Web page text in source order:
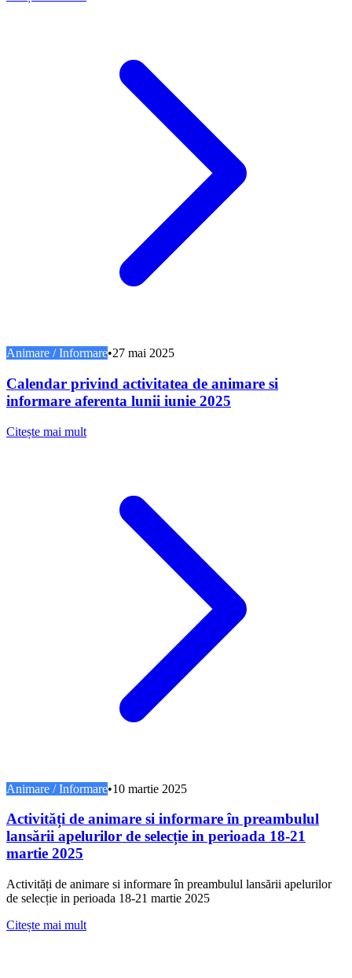
Animare / Informare•27 mai 2025
Calendar privind activitatea de animare si
informare aferenta lunii iunie 2025
Citește mai mult
Animare / Informare•10 martie 2025
Activități de animare si informare în preambulul
lansării apelurilor de selecție in perioada 18-21
martie 2025
Activități de animare si informare în preambulul lansării apelurilor
de selecție in perioada 18-21 martie 2025
Citește mai mult